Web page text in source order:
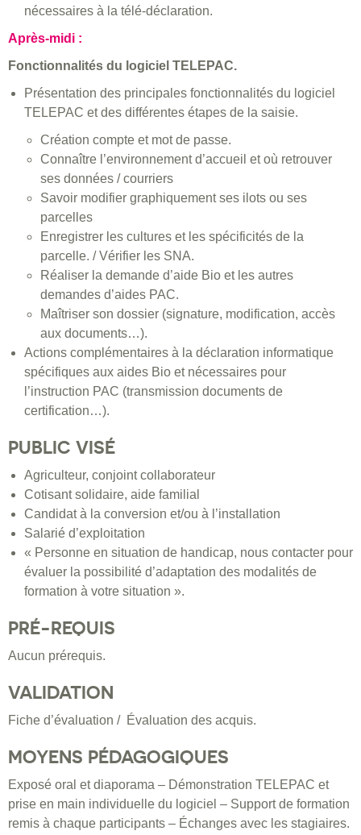
nécessaires à la télé-déclaration.
Après-midi :
Fonctionnalités du logiciel TELEPAC.
Présentation des principales fonctionnalités du logiciel
TELEPAC et des différentes étapes de la saisie.
Création compte et mot de passe.
Connaître l’environnement d’accueil et où retrouver
ses données / courriers
Savoir modifier graphiquement ses ilots ou ses
parcelles
Enregistrer les cultures et les spécificités de la
parcelle. / Vérifier les SNA.
Réaliser la demande d’aide Bio et les autres
demandes d’aides PAC.
Maîtriser son dossier (signature, modification, accès
aux documents…).
Actions complémentaires à la déclaration informatique
spécifiques aux aides Bio et nécessaires pour
l’instruction PAC (transmission documents de
certification…).
PUBLIC VISÉ
Agriculteur, conjoint collaborateur
Cotisant solidaire, aide familial
Candidat à la conversion et/ou à l’installation
Salarié d’exploitation
« Personne en situation de handicap, nous contacter pour
évaluer la possibilité d’adaptation des modalités de
formation à votre situation ».
PRÉ-REQUIS
Aucun prérequis.
VALIDATION
Fiche d’évaluation / Évaluation des acquis.
MOYENS PÉDAGOGIQUES
Exposé oral et diaporama – Démonstration TELEPAC et
prise en main individuelle du logiciel – Support de formation
remis à chaque participants – Échanges avec les stagiaires.